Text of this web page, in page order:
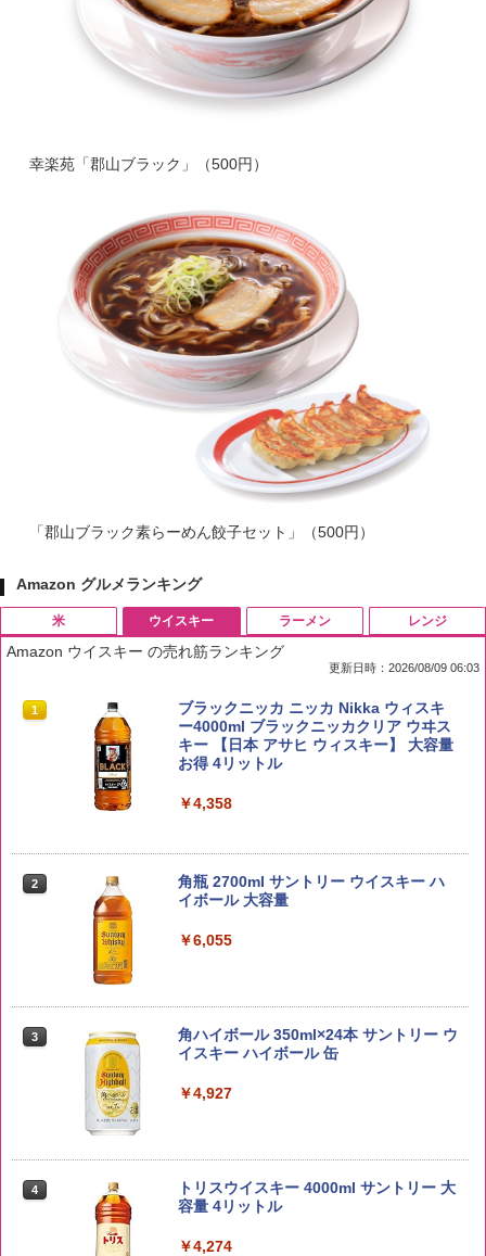
幸楽苑「郡山ブラック」（500円）
「郡山ブラック素らーめん餃子セット」（500円）
Amazon グルメランキング
米
1 by Amazon 国産ブレンド米 精米 5kg
￥2,650
5kg 長野県産 令和7年産
kg 業務用 お米マイスターブレンド
らめき 5kg 令和7年産
ウイスキー
Amazon ウイスキー の売れ筋ランキング
更新日時：2026/08/09 06:03
1
ブラックニッカ ニッカ Nikka ウィスキ
ー4000ml ブラックニッカクリア ウヰス
キー 【日本 アサヒ ウィスキー】 大容量
お得 4リットル
￥4,358
2
角瓶 2700ml サントリー ウイスキー ハ
イボール 大容量
￥6,055
3
角ハイボール 350ml×24本 サントリー ウ
イスキー ハイボール 缶
￥4,927
4
トリスウイスキー 4000ml サントリー 大
容量 4リットル
￥4,274
ラーメン レンジ